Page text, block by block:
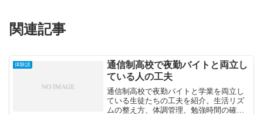
関連記事
体験談
通信制高校で夜勤バイトと両立し
ている人の工夫
通信制高校で夜勤バイトと学業を両立し
ている生徒たちの工夫を紹介。生活リズ
ムの整え方、体調管理、勉強時間の確